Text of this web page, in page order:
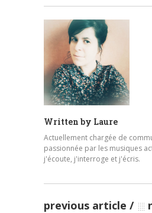
Written by Laure
Actuellement chargée de
passionnée par les musiques
j'écoute, j'interroge et j'écris.
previous article